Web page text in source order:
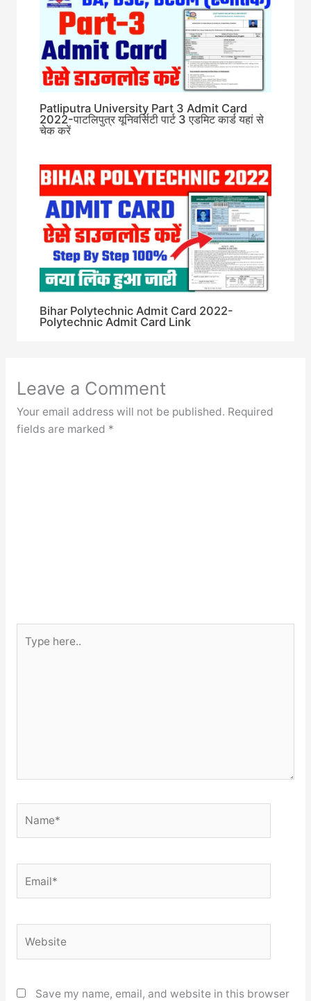
Patliputra University Part 3 Admit Card
2022-पाटलिपुत्र यूनिवर्सिटी पार्ट 3 एडमिट कार्ड यहां से
चेक करें
Bihar Polytechnic Admit Card 2022-
Polytechnic Admit Card Link
Leave a Comment
Your email address will not be published. Required
fields are marked *
here..
Save my name, email, and website in this browser